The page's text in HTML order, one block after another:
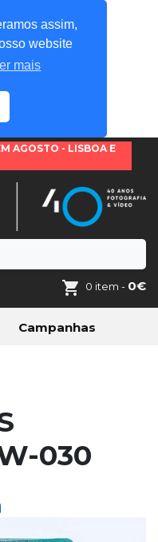
assim,
website
mais
AGOSTO - LISBOA E
0 item - 0€
Campanhas
030